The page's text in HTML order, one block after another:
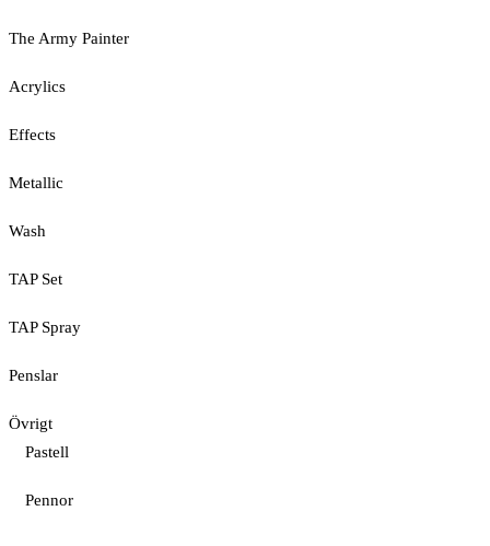
The Army Painter
Acrylics
Effects
Metallic
Wash
TAP Set
TAP Spray
Penslar
Övrigt
Pastell
Pennor